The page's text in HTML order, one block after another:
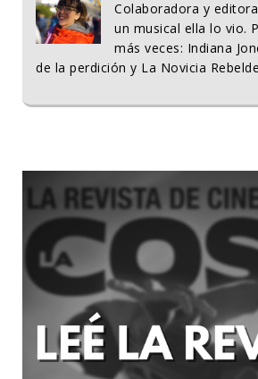
Colaboradora y
un musical ella lo vio.
más veces: Indiana
de la perdición y La Novicia